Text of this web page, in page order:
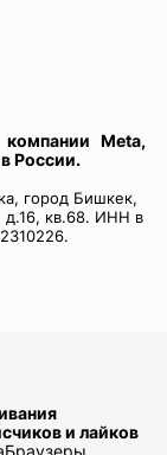
Meta,
России.
город Бишкек,
д.16, кв.68. ИНН в
и лайков
Браузеры